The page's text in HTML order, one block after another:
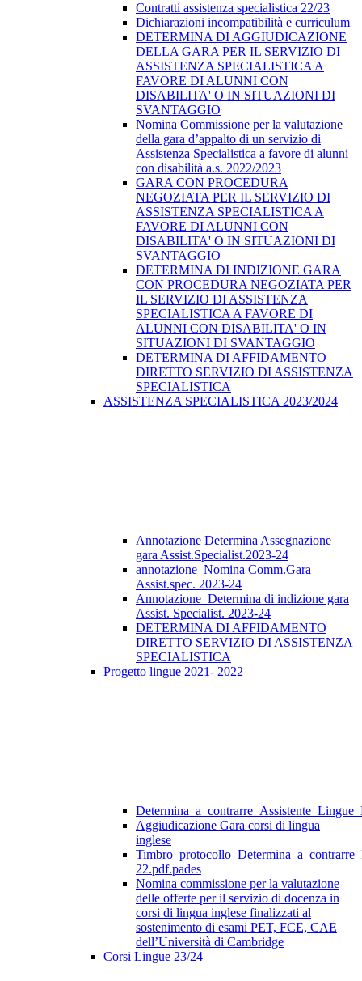
Contratti assistenza specialistica 22/23
Dichiarazioni incompatibilità e curriculum
DETERMINA DI AGGIUDICAZIONE
DELLA GARA PER IL SERVIZIO DI
ASSISTENZA SPECIALISTICA A
FAVORE DI ALUNNI CON
DISABILITA' O IN SITUAZIONI DI
SVANTAGGIO
Nomina Commissione per la valutazione
della gara d’appalto di un servizio di
Assistenza Specialistica a favore di alunni
con disabilità a.s. 2022/2023
GARA CON PROCEDURA
NEGOZIATA PER IL SERVIZIO DI
ASSISTENZA SPECIALISTICA A
FAVORE DI ALUNNI CON
DISABILITA' O IN SITUAZIONI DI
SVANTAGGIO
DETERMINA DI INDIZIONE GARA
CON PROCEDURA NEGOZIATA PER
IL SERVIZIO DI ASSISTENZA
SPECIALISTICA A FAVORE DI
ALUNNI CON DISABILITA' O IN
SITUAZIONI DI SVANTAGGIO
DETERMINA DI AFFIDAMENTO
DIRETTO SERVIZIO DI ASSISTENZA
SPECIALISTICA
ASSISTENZA SPECIALISTICA 2023/2024
Annotazione Determina Assegnazione
gara Assist.Specialist.2023-24
annotazione_Nomina Comm.Gara
Assist.spec. 2023-24
Annotazione_Determina di indizione gara
Assist. Specialist. 2023-24
DETERMINA DI AFFIDAMENTO
DIRETTO SERVIZIO DI ASSISTENZA
SPECIALISTICA
Progetto lingue 2021- 2022
Aggiudicazione Gara corsi di lingua
inglese
22.pdf.pades
Nomina commissione per la valutazione
delle offerte per il servizio di docenza in
corsi di lingua inglese finalizzati al
sostenimento di esami PET, FCE, CAE
dell’Università di Cambridge
Corsi Lingue 23/24